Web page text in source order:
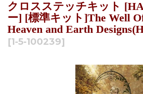
クロスステッチキット
ー] [標準キット]The Well
Heaven and Earth
[1-5-100239]